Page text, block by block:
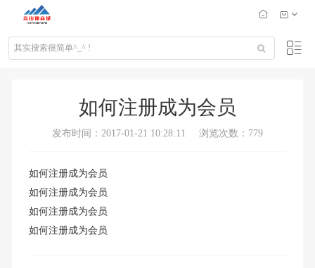
如何注册成为会员
发布时间：2017-01-21 10:28:11 浏览次数：779
如何注册成为会员
如何注册成为会员
如何注册成为会员
如何注册成为会员